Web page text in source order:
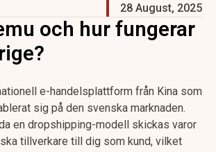
28 August, 2025
och hur fungerar
e-handelsplattform från Kina som
sig på den svenska marknaden.
en dropshipping-modell skickas varor
tillverkare till dig som kund, vilket